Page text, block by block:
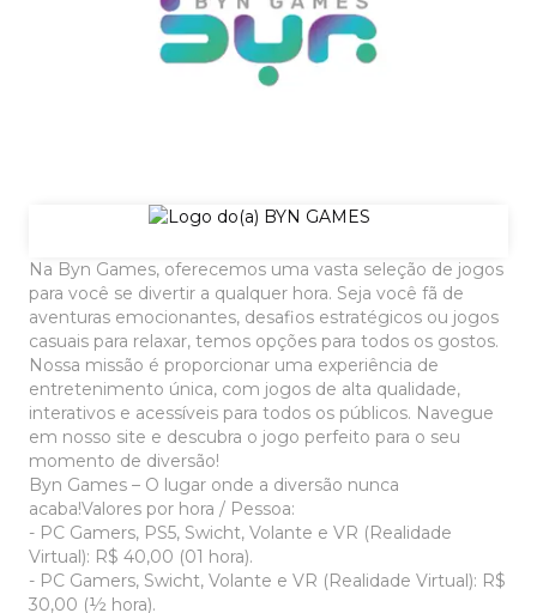
Na Byn Games, oferecemos uma vasta seleção de jogos
para você se divertir a qualquer hora. Seja você fã de
aventuras emocionantes, desafios estratégicos ou jogos
casuais para relaxar, temos opções para todos os gostos.
Nossa missão é proporcionar uma experiência de
entretenimento única, com jogos de alta qualidade,
interativos e acessíveis para todos os públicos. Navegue
em nosso site e descubra o jogo perfeito para o seu
momento de diversão!
Byn Games – O lugar onde a diversão nunca
acaba!Valores por hora / Pessoa:
- PC Gamers, PS5, Swicht, Volante e VR (Realidade
Virtual): R$ 40,00 (01 hora).
- PC Gamers, Swicht, Volante e VR (Realidade Virtual): R$
30,00 (½ hora).